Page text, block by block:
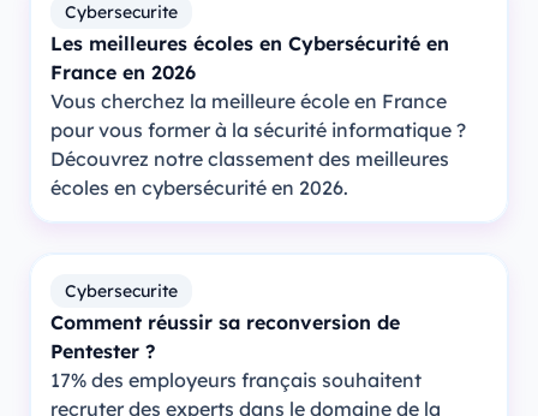
Cybersecurite
Les meilleures écoles en Cybersécurité en
France en 2026
Vous cherchez la meilleure école en France
pour vous former à la sécurité informatique ?
Découvrez notre classement des meilleures
écoles en cybersécurité en 2026.
Cybersecurite
Comment réussir sa reconversion de
Pentester ?
17% des employeurs français souhaitent
recruter des experts dans le domaine de la